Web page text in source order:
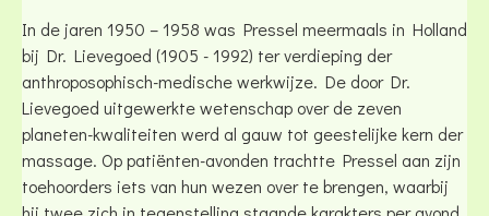
Contact
In de jaren 1950 – 1958 was Pressel meermaals in Holland
bij Dr. Lievegoed (1905 - 1992) ter verdieping der
anthroposophisch-medische werkwijze. De door Dr.
Lievegoed uitgewerkte wetenschap over de zeven
planeten-kwaliteiten werd al gauw tot geestelijke kern der
massage. Op patiënten-avonden trachtte Pressel aan zijn
toehoorders iets van hun wezen over te brengen, waarbij